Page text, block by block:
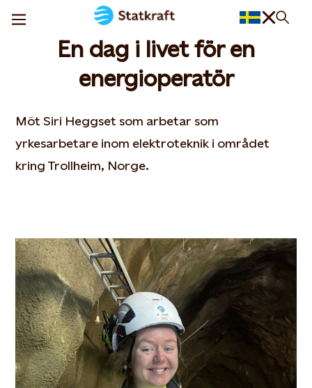
En dag i livet för en
energioperatör
Möt Siri Heggset som arbetar som
yrkesarbetare inom elektroteknik i området
kring Trollheim, Norge.